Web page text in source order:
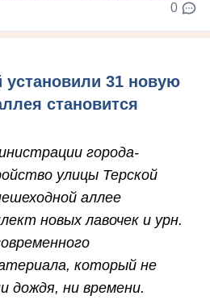
0
установили 31 новую
становится
города-
улицы Терской
аллее
новых лавочек и урн.
который не
дождя, ни времени.